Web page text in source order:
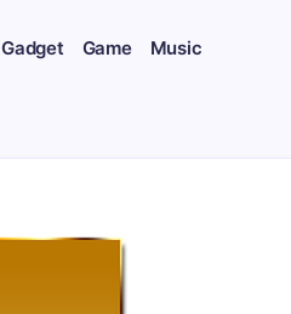
Gadget Game Music